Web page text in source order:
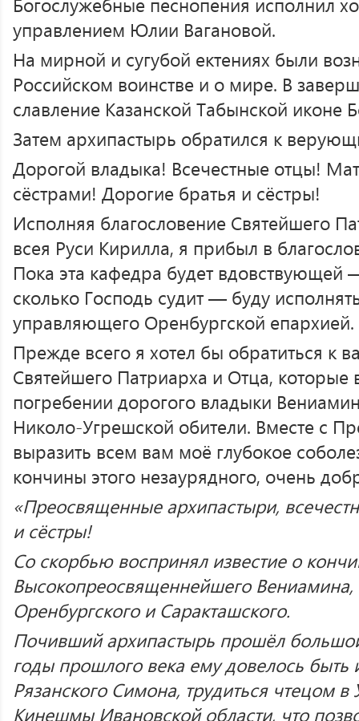
управлением Юлии Вагановой.
На мирной и сугубой ектениях были
Российском воинстве и о мире. В
славление Казанской Табынской иконе
Затем архипастырь обратился к
Дорогой владыка! Всечестные отцы!
сёстрами! Дорогие братья и сёстры!
Исполняя благословение Святейшего
всея Руси Кирилла, я прибыл в
Пока эта кафедра будет вдовствующей
сколько Господь судит — буду
управляющего Оренбургской епархией.
Прежде всего я хотел бы обратиться к
Святейшего Патриарха и Отца, которые
погребении дорогого владыки
Николо-Угрешской обители. Вместе с
выразить всем вам моё глубокое
кончины этого незаурядного, очень
«Преосвященные архипастыри,
и сёстры!
Со скорбью воспринял известие о
Высокопреосвященнейшего Вениамина,
Оренбургского и Саракташского.
Почивший архипастырь прошёл
годы прошлого века ему довелось
Рязанского Симона, трудиться чтецом
Кинешмы Ивановской области, что